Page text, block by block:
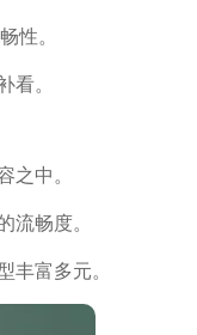
性。
看。
之中。
流畅度。
丰富多元。